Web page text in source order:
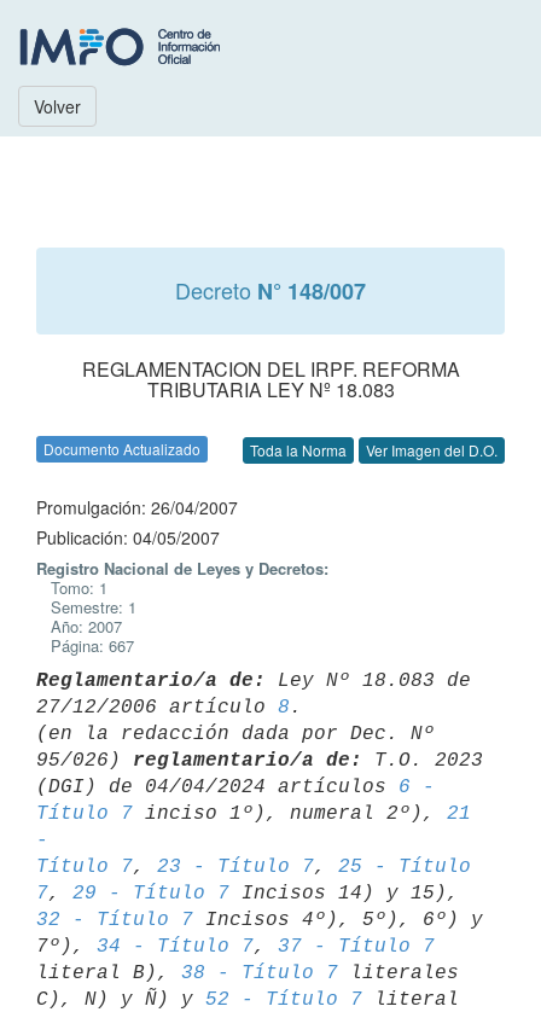
Volver
Decreto N° 148/007
REGLAMENTACION DEL IRPF. REFORMA
TRIBUTARIA LEY Nº 18.083
Documento Actualizado Toda la Norma Ver Imagen del D.O.
Promulgación: 26/04/2007
Publicación: 04/05/2007
Registro Nacional de Leyes y Decretos:
Tomo: 1
Semestre: 1
Año: 2007
Página: 667
Reglamentario/a de:
Ley Nº 18.083 de
27/12/2006 artículo 8 .
(en la redacción dada por Dec. Nº
95/026) reglamentario/a de:
T.O. 2023
(DGI) de 04/04/2024 artículos 6 -
Título 7 inciso 1º), numeral 2º), 21
-
Título 7, 23 - Título 7, 25 - Título
7, 29 - Título 7 Incisos 14) y 15),
32 - Título 7 Incisos 4º), 5º), 6º) y
7º), 34 - Título 7, 37 - Título 7
literal B), 38 - Título 7 literales
C), N) y Ñ) y 52 - Título 7 literal